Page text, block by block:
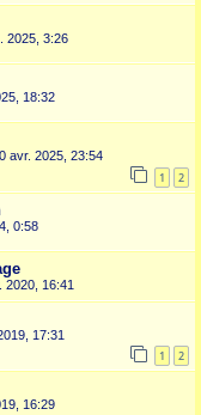
2025, 3:26
18:32
avr. 2025, 23:54
1 2
0:58
2020, 16:41
17:31
1 2
16:29